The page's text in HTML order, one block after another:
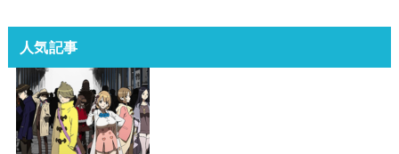
人気記事